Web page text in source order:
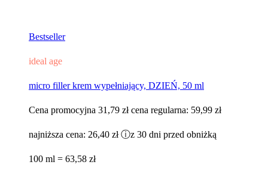
Bestseller
ideal age
micro filler krem wypełniający, DZIEŃ, 50 ml
Cena promocyjna 31,79 zł cena regularna: 59,99 zł
najniższa cena: 26,40 zł ⓘz 30 dni przed obniżką
100 ml = 63,58 zł